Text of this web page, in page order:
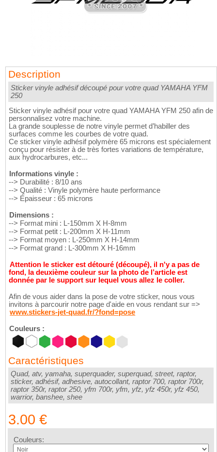
Description
Sticker vinyle adhésif découpé pour votre quad YAMAHA YFM
250
Sticker vinyle adhésif pour votre quad YAMAHA YFM 250 afin de
personnalisez votre machine.
La grande souplesse de notre vinyle permet d’habiller des
surfaces comme les courbes de votre quad.
Ce sticker vinyle adhésif polymère 65 microns est spécialement
conçu pour résister à de très fortes variations de température,
aux hydrocarbures, etc...
Informations vinyle :
--> Durabilité : 8/10 ans
--> Qualité : Vinyle polymère haute performance
--> Épaisseur : 65 microns
Dimensions :
--> Format mini : L-150mm X H-8mm
--> Format petit : L-200mm X H-11mm
--> Format moyen : L-250mm X H-14mm
--> Format grand : L-300mm X H-16mm
Attention le sticker est détouré (découpé), il n'y a pas de
fond, la deuxième couleur sur la photo de l’article est
donnée par le support sur lequel vous allez le coller.
Afin de vous aider dans la pose de votre sticker, nous vous
invitons à parcourir notre page d'aide en vous rendant sur =>
www.stickers-jet-quad.fr/?fond=pose
Couleurs :
Caractéristiques
Quad, atv, yamaha, superquader, superquad, street, raptor,
sticker, adhésif, adhesive, autocollant, raptor 700, raptor 700r,
raptor 350r, raptor 250, yfm 700r, yfm, yfz, yfz 450r, yfz 450,
warrior, banshee, shee
3.00 €
Couleurs: